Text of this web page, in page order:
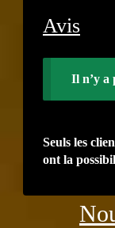
Avis
Il n’y a
Seuls les
ont la
Précédent